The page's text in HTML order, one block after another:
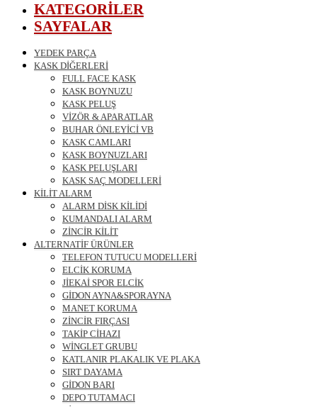
KATEGORİLER
SAYFALAR
YEDEK PARÇA
KASK DİĞERLERİ
FULL FACE KASK
KASK BOYNUZU
KASK PELUŞ
VİZÖR & APARATLAR
BUHAR ÖNLEYİCİ VB
KASK CAMLARI
KASK BOYNUZLARI
KASK PELUŞLARI
KASK SAÇ MODELLERİ
KİLİT ALARM
ALARM DİSK KİLİDİ
KUMANDALI ALARM
ZİNCİR KİLİT
ALTERNATİF ÜRÜNLER
TELEFON TUTUCU MODELLERİ
ELCİK KORUMA
JİEKAİ SPOR ELCİK
GİDON AYNA&SPORAYNA
MANET KORUMA
ZİNCİR FIRÇASI
TAKİP CİHAZI
WİNGLET GRUBU
KATLANIR PLAKALIK VE PLAKA
SIRT DAYAMA
GİDON BARI
DEPO TUTAMACI